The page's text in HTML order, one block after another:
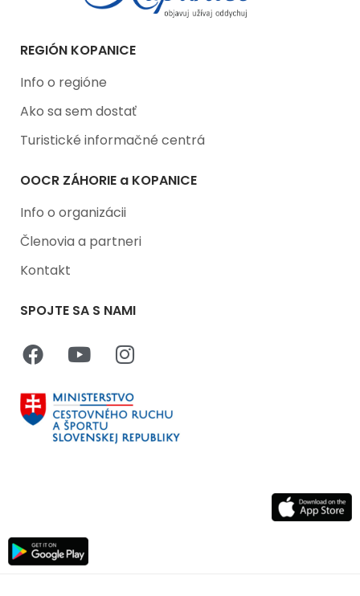
REGIÓN KOPANICE
Info o regióne
Ako sa sem dostať
Turistické informačné centrá
OOCR ZÁHORIE a KOPANICE
Info o organizácii
Členovia a partneri
Kontakt
SPOJTE SA S NAMI